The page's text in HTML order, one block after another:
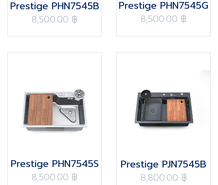
Prestige PHN7545B
8,500.00 ฿
Prestige PHN7545G
8,500.00 ฿
Prestige PHN7545S
8,500.00 ฿
Prestige PJN7545B
8,800.00 ฿